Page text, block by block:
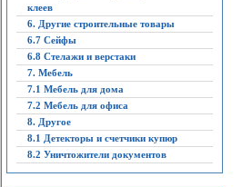
клеев
6. Другие строительные товары
6.7 Сейфы
6.8 Стелажи и верстаки
7. Мебель
7.1 Мебель для дома
7.2 Мебель для офиса
8. Другое
8.1 Детекторы и счетчики купюр
8.2 Уничтожители документов